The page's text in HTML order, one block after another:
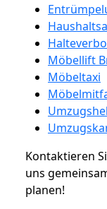
Möbellift
Möbeltaxi
Kontaktieren
uns
planen!